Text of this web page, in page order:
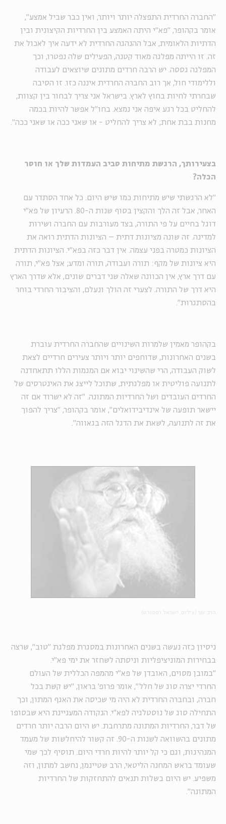
"החברה החרדית התפצלה יותר ויותר, ואין כבר שביל אמצע",
אומר בקהופר, "פא"י היתה האמצע בין החרדיות הקיצונית ובין
הדתיות הלאומית, אבל ההנהגה החרדית לא ידעה איך לאכול את
זה. זו הייתה מפלגה מאוד קטנה, הפעילים שלה נפטרו, וכך
המפלגה גססה. יש הרבה חרדים מתונים שיוצאים לעבודה
וללימודי חול, אך רוב החברה החרדית איננה כזו. זו הסיבה
שבחרתי לחיות בחוץ לארץ. בישראל אני צריך לבחור בין קצוות,
להחליט בכל רגע איפה אני נמצא. בחו"ל אפשר להיות בכמה
מחנות בבת אחת; לא צריך להחליט - או שאני ככה או שאני ככה".
בצעירותך, הרגשת מתיחות סביב העמדות שלך או חוסר
הכלה?
"לא הרגשתי שיש מתיחות כמו שיש היום. כל אחד הסתדר עם
האחר, אבל זה הלך והקצין בסוף שנות ה-80. הרעיון של פא"י
דוגל בחיים על פי התורה, בצד מעורבות עם החברה ושירות
למדינה. זה שונה מציונות דתית – הציונות הדתית רואה את
הציונות כמטרה בפני עצמה. אין דבר כזה בפא"י. הציונות הדתית
היא ציונות של מקף: תורה ועבודה, תורה ומדע; אצל פא"י, תורה
עם דרך ארץ, אין הכוונה שאלה שני דברים שונים, אלא שדרך הארץ
היא דרך של התורה. לצערי זה הולך ונעלם, והציבור החרדי בוחר
בהסתגרות".
בקהופר מאמין שלמרות השינויים שהחברה החרדית עוברת
בשנים האחרונות, שדוחפים יותר ויותר צעירים חרדיים לצאת
לשוק העבודה, הרי שהשינוי יבוא אם המגמות הללו תתאחדנה
לתנועה פוליטית או מפלגתית, שתוכל לייצג את האינטרסים של
החרדים העובדים ושל החרדיות המתונה. "זה לא ישרוד אם זה
יישאר תופעה של אינדיבידואלים", אומר בקהופר, "צריך להפוך
את זה לתנועה, לשאת את הדגל הזה בגאווה".
ניסיון כזה נעשה בשנים האחרונות במסגרת מפלגת "טוב", שרצה
בבחירות המוניציפליות וניסתה לשחזר את ימי פא"י.
"במובן מסוים, האובדן של פא"י מהמפה הכללית של העולם
החרדי יצרה סוג של חלל", אומר פרופ' בראון, "יש קשת בכל
חברה, ובחברה החרדית לא היה מי שכיסה את האגף המתון, וכך
התחילה סוג של נוסטלגיה לפא"י. הנקודה המעניינת היא שבסופו
של דבר, החרדיות המתונה מתרחבת. יש היום הרבה יותר חרדים
מתונים בהשוואה לשנות ה-90. זה קשור להיחלשות של מעמד
המנהיגות, וגם כי קל יותר להיות חרדי היום. תוסיף לכך שמי
שעומד בראש המחנה הליטאי, הרב שטיינמן, נחשב למתון, וזה
משפיע. יש היום בשלות תנאים להתחזקות של החרדיות
המתונה".